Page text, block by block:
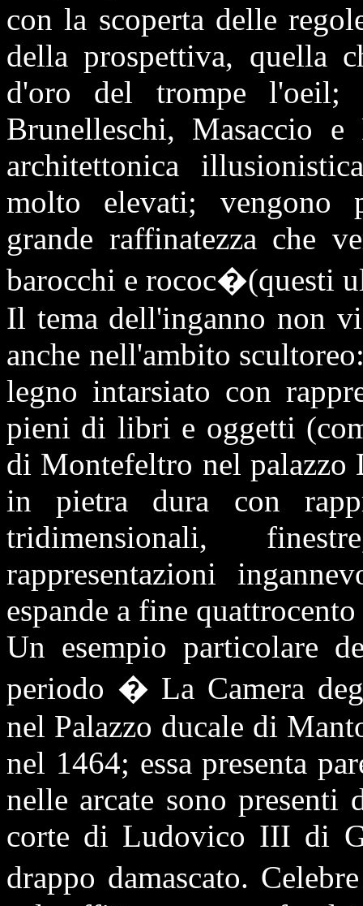
con la scoperta delle
della prospettiva, quella
d'oro del trompe l'oeil;
Brunelleschi, Masaccio
architettonica
molto elevati; vengono
grande raffinatezza che
barocchi e rococ�(questi
Il tema dell'inganno non
anche nell'ambito
legno intarsiato con
pieni di libri e oggetti
di Montefeltro nel
in pietra dura con
tridimensionali,
rappresentazioni
espande a fine
Un esempio particolare
periodo � La Camera
nel Palazzo ducale di
nel 1464; essa presenta
nelle arcate sono presenti
corte di Ludovico III di
drappo damascato.